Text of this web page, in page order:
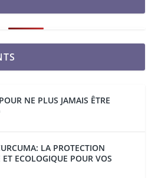
NE PLUS JAMAIS ÊTRE
LA PROTECTION
ET ECOLOGIQUE POUR VOS